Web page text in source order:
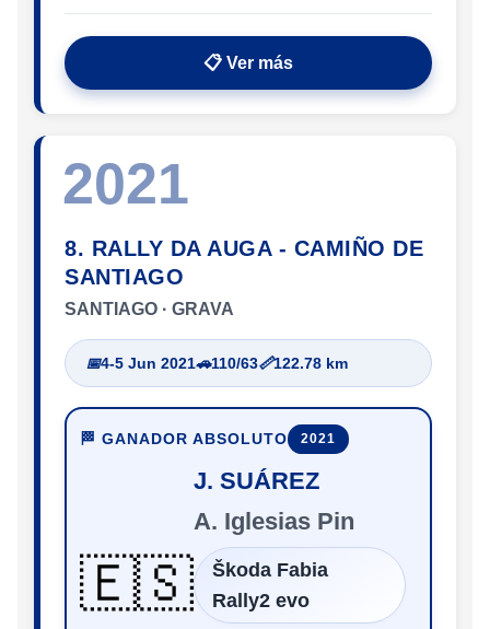
📋 Ver más
2021
8. RALLY DA AUGA - CAMIÑO DE
SANTIAGO
SANTIAGO · GRAVA
📅4-5 Jun 2021🚗110/63📏122.78 km
🏁 GANADOR ABSOLUTO 2021
🇪🇸
J. SUÁREZ
A. Iglesias Pin
Škoda Fabia
Rally2 evo